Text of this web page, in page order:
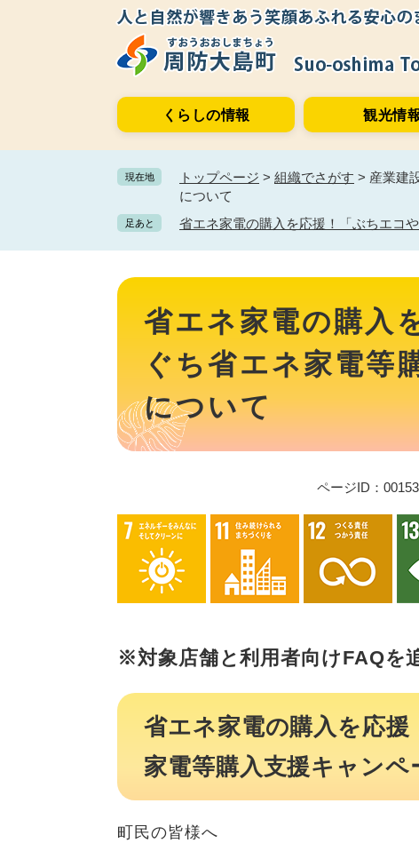
くらしの情報 観光情
現在地 トップページ > 組織でさがす > 産業建
について
足あと 省エネ家電の購入を応援！「ぶちエコ
本
省エネ家電の購入
ぐち省エネ家電等
について
ページID：
※対象店舗と利用者向けFAQを
省エネ家電の購入を応
家電等購入支援キャン
町民の皆様へ